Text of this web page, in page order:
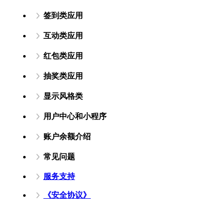
签到类应用
互动类应用
红包类应用
抽奖类应用
显示风格类
用户中心和小程序
账户余额介绍
常见问题
服务支持
《安全协议》